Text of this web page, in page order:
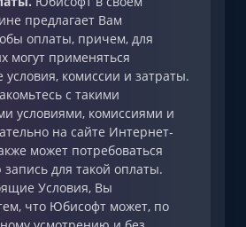
предлагает Вам
оплаты, причем, для
могут применяться
комиссии и затраты.
с такими
условиями, комиссиями и
на сайте Интернет-
может потребоваться
запись для такой оплаты.
Условия, Вы
что Юбисофт может, по